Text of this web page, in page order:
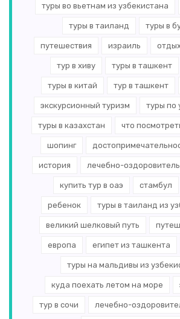
туры во вьетнам из узбекистана
туры в таиланд туры в
путешествия израиль
тур в хиву туры в ташкент
туры в китай тур в ташкент
экскурсионный туризм туры по
туры в казахстан что
шопинг
история лечебно-
купить тур в оаэ стамбул
ребенок туры в таиланд из
великий шелковый путь
европа египет из ташкента
туры на мальдивы из
куда поехать летом на море
тур в сочи лечебно-